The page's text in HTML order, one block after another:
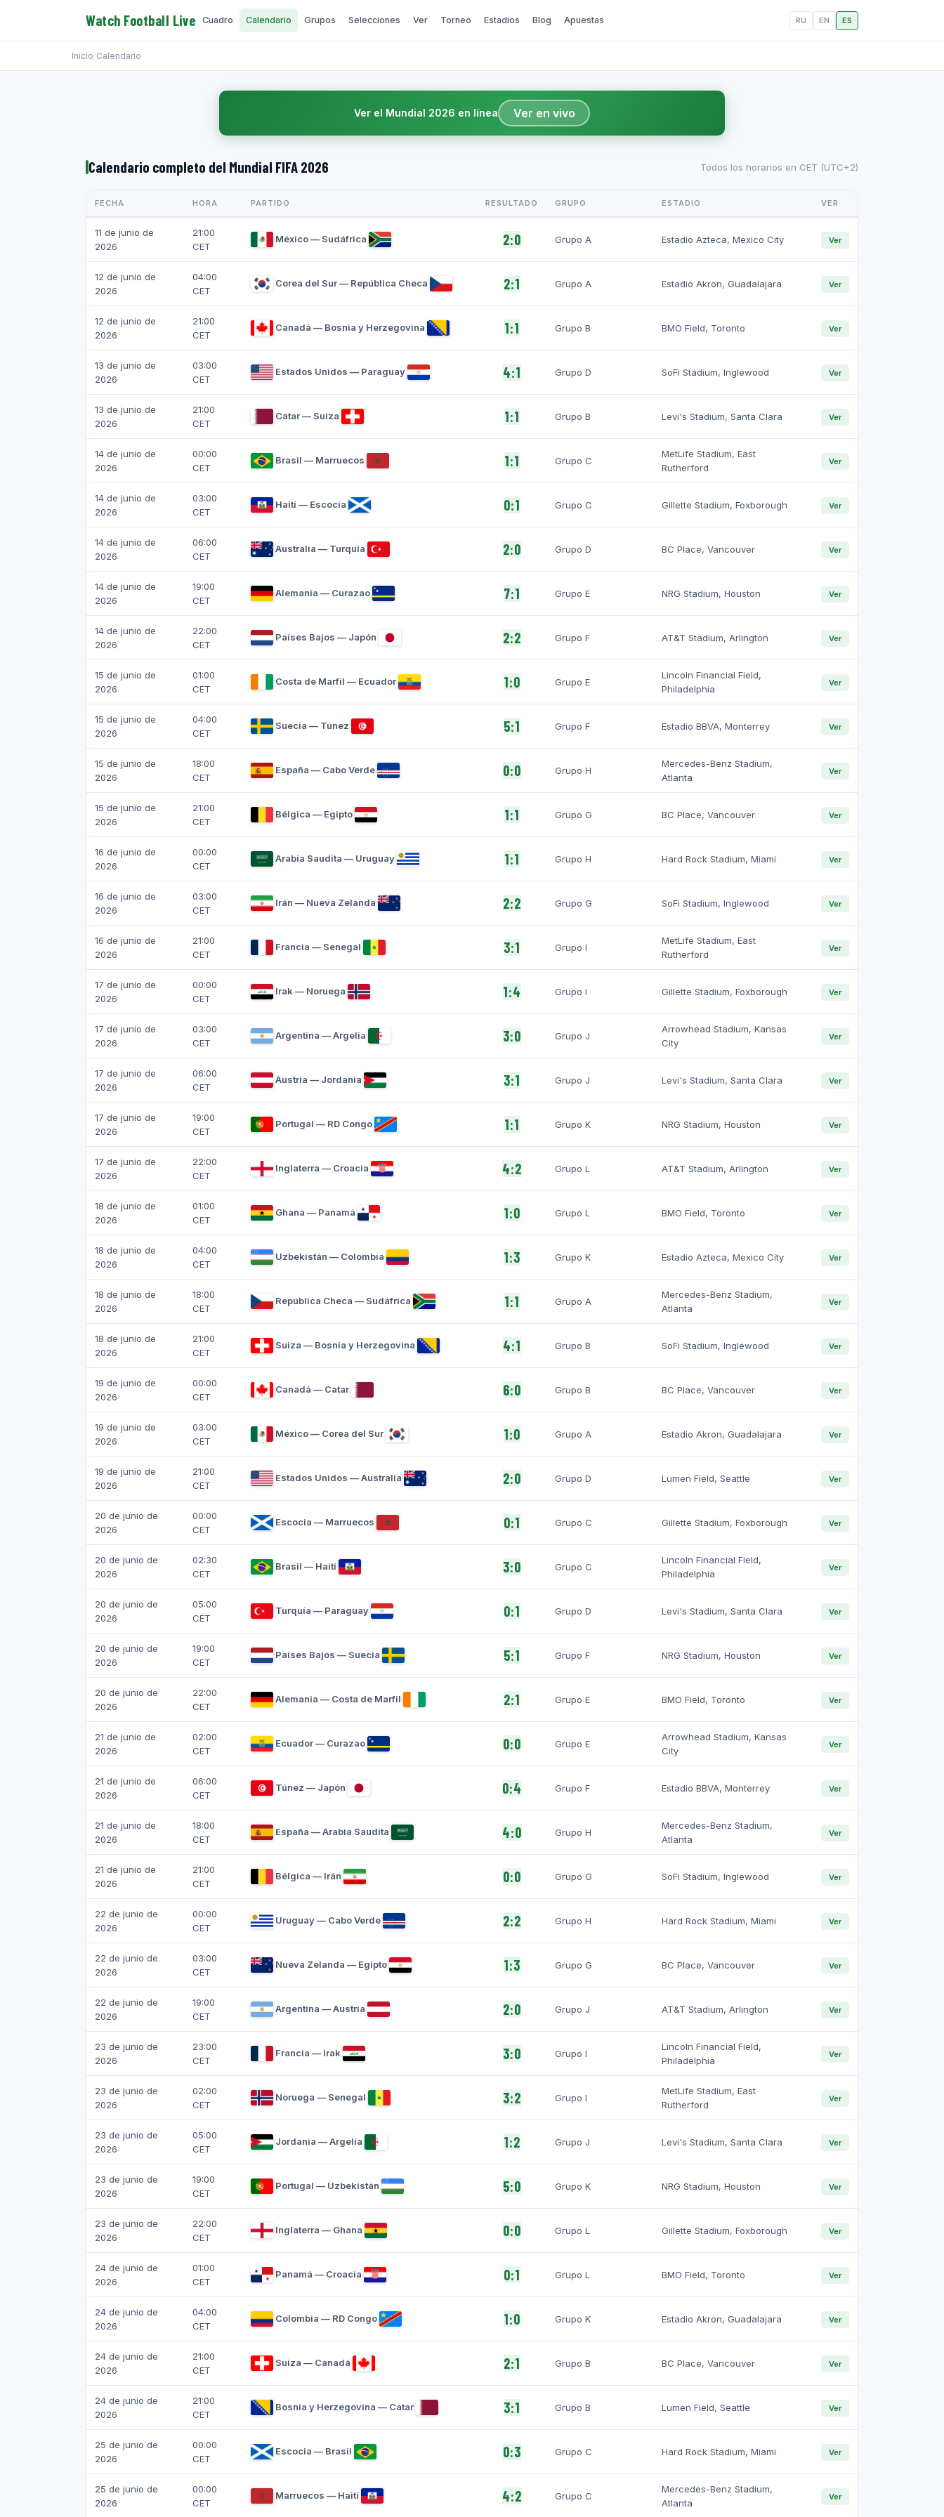
Watch Football Live Cuadro Calendario Grupos Selecciones Ver Torneo Estadios Blog Apuestas RU EN ES
Inicio/Calendario
Ver el Mundial 2026 en línea Ver en vivo
Calendario completo del Mundial FIFA 2026 Todos los horarios en CET (UTC+2)
FECHA HORA PARTIDO RESULTADO GRUPO ESTADIO VER
11 de junio de
2026
21:00
CET
México — Sudáfrica 2:0 Grupo A Estadio Azteca, Mexico City Ver
12 de junio de
2026
04:00
CET
Corea del Sur — República Checa 2:1 Grupo A Estadio Akron, Guadalajara Ver
12 de junio de
2026
21:00
CET
Canadá — Bosnia y Herzegovina 1:1 Grupo B BMO Field, Toronto Ver
13 de junio de
2026
03:00
CET
Estados Unidos — Paraguay 4:1 Grupo D SoFi Stadium, Inglewood Ver
13 de junio de
2026
21:00
CET
Catar — Suiza 1:1 Grupo B Levi's Stadium, Santa Clara Ver
14 de junio de
2026
00:00
CET
Brasil — Marruecos 1:1 Grupo C
MetLife Stadium, East
Rutherford
Ver
14 de junio de
2026
03:00
CET
Haití — Escocia 0:1 Grupo C Gillette Stadium, Foxborough Ver
14 de junio de
2026
06:00
CET
Australia — Turquía 2:0 Grupo D BC Place, Vancouver Ver
14 de junio de
2026
19:00
CET
Alemania — Curazao 7:1 Grupo E NRG Stadium, Houston Ver
14 de junio de
2026
22:00
CET
Países Bajos — Japón 2:2 Grupo F AT&T Stadium, Arlington Ver
15 de junio de
2026
01:00
CET
Costa de Marfil — Ecuador 1:0 Grupo E
Lincoln Financial Field,
Philadelphia
Ver
15 de junio de
2026
04:00
CET
Suecia — Túnez 5:1 Grupo F Estadio BBVA, Monterrey Ver
15 de junio de
2026
18:00
CET
España — Cabo Verde 0:0 Grupo H
Mercedes-Benz Stadium,
Atlanta
Ver
15 de junio de
2026
21:00
CET
Bélgica — Egipto 1:1 Grupo G BC Place, Vancouver Ver
16 de junio de
2026
00:00
CET
Arabia Saudita — Uruguay 1:1 Grupo H Hard Rock Stadium, Miami Ver
16 de junio de
2026
03:00
CET
Irán — Nueva Zelanda 2:2 Grupo G SoFi Stadium, Inglewood Ver
16 de junio de
2026
21:00
CET
Francia — Senegal 3:1 Grupo I
MetLife Stadium, East
Rutherford
Ver
17 de junio de
2026
00:00
CET
Irak — Noruega 1:4 Grupo I Gillette Stadium, Foxborough Ver
17 de junio de
2026
03:00
CET
Argentina — Argelia 3:0 Grupo J
Arrowhead Stadium, Kansas
City
Ver
17 de junio de
2026
06:00
CET
Austria — Jordania 3:1 Grupo J Levi's Stadium, Santa Clara Ver
17 de junio de
2026
19:00
CET
Portugal — RD Congo 1:1 Grupo K NRG Stadium, Houston Ver
17 de junio de
2026
22:00
CET
Inglaterra — Croacia 4:2 Grupo L AT&T Stadium, Arlington Ver
18 de junio de
2026
01:00
CET
Ghana — Panamá 1:0 Grupo L BMO Field, Toronto Ver
18 de junio de
2026
04:00
CET
Uzbekistán — Colombia 1:3 Grupo K Estadio Azteca, Mexico City Ver
18 de junio de
2026
18:00
CET
República Checa — Sudáfrica 1:1 Grupo A
Mercedes-Benz Stadium,
Atlanta
Ver
18 de junio de
2026
21:00
CET
Suiza — Bosnia y Herzegovina 4:1 Grupo B SoFi Stadium, Inglewood Ver
19 de junio de
2026
00:00
CET
Canadá — Catar 6:0 Grupo B BC Place, Vancouver Ver
19 de junio de
2026
03:00
CET
México — Corea del Sur 1:0 Grupo A Estadio Akron, Guadalajara Ver
19 de junio de
2026
21:00
CET
Estados Unidos — Australia 2:0 Grupo D Lumen Field, Seattle Ver
20 de junio de
2026
00:00
CET
Escocia — Marruecos 0:1 Grupo C Gillette Stadium, Foxborough Ver
20 de junio de
2026
02:30
CET
Brasil — Haití 3:0 Grupo C
Lincoln Financial Field,
Philadelphia
Ver
20 de junio de
2026
05:00
CET
Turquía — Paraguay 0:1 Grupo D Levi's Stadium, Santa Clara Ver
20 de junio de
2026
19:00
CET
Países Bajos — Suecia 5:1 Grupo F NRG Stadium, Houston Ver
20 de junio de
2026
22:00
CET
Alemania — Costa de Marfil 2:1 Grupo E BMO Field, Toronto Ver
21 de junio de
2026
02:00
CET
Ecuador — Curazao 0:0 Grupo E
Arrowhead Stadium, Kansas
City
Ver
21 de junio de
2026
06:00
CET
Túnez — Japón 0:4 Grupo F Estadio BBVA, Monterrey Ver
21 de junio de
2026
18:00
CET
España — Arabia Saudita 4:0 Grupo H
Mercedes-Benz Stadium,
Atlanta
Ver
21 de junio de
2026
21:00
CET
Bélgica — Irán 0:0 Grupo G SoFi Stadium, Inglewood Ver
22 de junio de
2026
00:00
CET
Uruguay — Cabo Verde 2:2 Grupo H Hard Rock Stadium, Miami Ver
22 de junio de
2026
03:00
CET
Nueva Zelanda — Egipto 1:3 Grupo G BC Place, Vancouver Ver
22 de junio de
2026
19:00
CET
Argentina — Austria 2:0 Grupo J AT&T Stadium, Arlington Ver
23 de junio de
2026
23:00
CET
Francia — Irak 3:0 Grupo I
Lincoln Financial Field,
Philadelphia
Ver
23 de junio de
2026
02:00
CET
Noruega — Senegal 3:2 Grupo I
MetLife Stadium, East
Rutherford
Ver
23 de junio de
2026
05:00
CET
Jordania — Argelia 1:2 Grupo J Levi's Stadium, Santa Clara Ver
23 de junio de
2026
19:00
CET
Portugal — Uzbekistán 5:0 Grupo K NRG Stadium, Houston Ver
23 de junio de
2026
22:00
CET
Inglaterra — Ghana 0:0 Grupo L Gillette Stadium, Foxborough Ver
24 de junio de
2026
01:00
CET
Panamá — Croacia 0:1 Grupo L BMO Field, Toronto Ver
24 de junio de
2026
04:00
CET
Colombia — RD Congo 1:0 Grupo K Estadio Akron, Guadalajara Ver
24 de junio de
2026
21:00
CET
Suiza — Canadá 2:1 Grupo B BC Place, Vancouver Ver
24 de junio de
2026
21:00
CET
Bosnia y Herzegovina — Catar 3:1 Grupo B Lumen Field, Seattle Ver
25 de junio de
2026
00:00
CET
Escocia — Brasil 0:3 Grupo C Hard Rock Stadium, Miami Ver
25 de junio de
2026
00:00
CET
Marruecos — Haití 4:2 Grupo C
Mercedes-Benz Stadium,
Atlanta
Ver